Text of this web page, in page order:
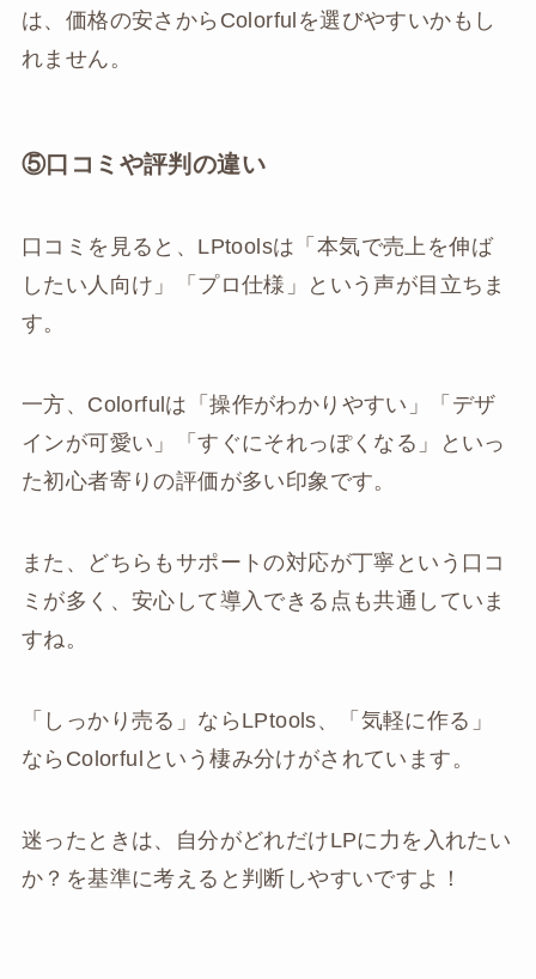
は、価格の安さからColorfulを選びやすいかもし
れません。
⑤口コミや評判の違い
口コミを見ると、LPtoolsは「本気で売上を伸ば
したい人向け」「プロ仕様」という声が目立ちま
す。
一方、Colorfulは「操作がわかりやすい」「デザ
インが可愛い」「すぐにそれっぽくなる」といっ
た初心者寄りの評価が多い印象です。
また、どちらもサポートの対応が丁寧という口コ
ミが多く、安心して導入できる点も共通していま
すね。
「しっかり売る」ならLPtools、「気軽に作る」
ならColorfulという棲み分けがされています。
迷ったときは、自分がどれだけLPに力を入れたい
か？を基準に考えると判断しやすいですよ！